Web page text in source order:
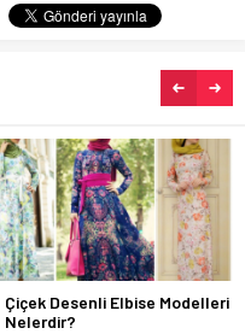
Çiçek Desenli Elbise Modelleri
Nelerdir?